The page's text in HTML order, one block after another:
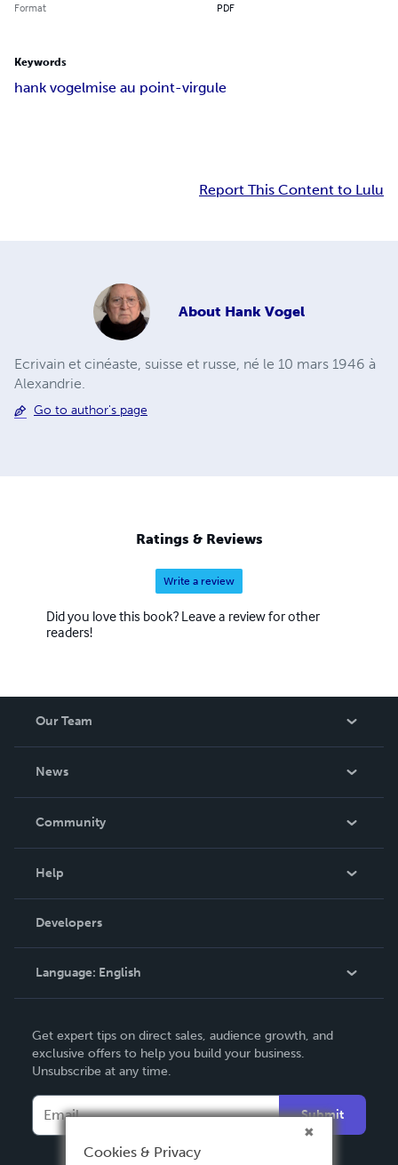
Format PDF
Keywords
hank vogelmise au point-virgule
Report This Content to Lulu
About Hank Vogel
Ecrivain et cinéaste, suisse et russe, né le 10 mars 1946 à
Alexandrie.
Go to author's page
Ratings & Reviews
Write a review
Did you love this book? Leave a review for other
readers!
Our Team
News
In The News
Community
Podcast
Help
Order Lookup
Knowledge Base
Contact Support
Developers
Language: English
Deutsch
Français
Italiano
Español
Get expert tips on direct sales, audience growth, and
exclusive offers to help you build your business.
Unsubscribe at any time.
Submit
Cookies & Privacy